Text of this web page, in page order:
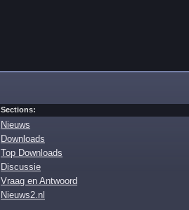
Sections:
Nieuws
Downloads
Top Downloads
Discussie
Vraag en Antwoord
Nieuws2.nl